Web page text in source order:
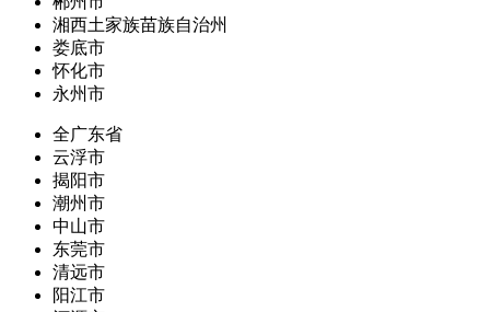
湘西土家族苗族自治州
娄底市
怀化市
永州市
全广东省
云浮市
揭阳市
潮州市
中山市
东莞市
清远市
阳江市